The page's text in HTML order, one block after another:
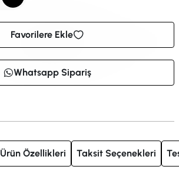
Favorilere Ekle
Whatsapp Sipariş
Ürün Özellikleri Taksit Seçenekleri